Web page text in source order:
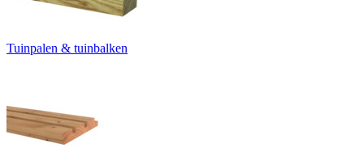
Tuinpalen & tuinbalken